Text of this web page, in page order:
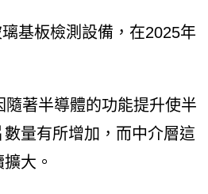
基板檢測設備，在2025年
著半導體的功能提升使半
量有所增加，而中介層這
大。